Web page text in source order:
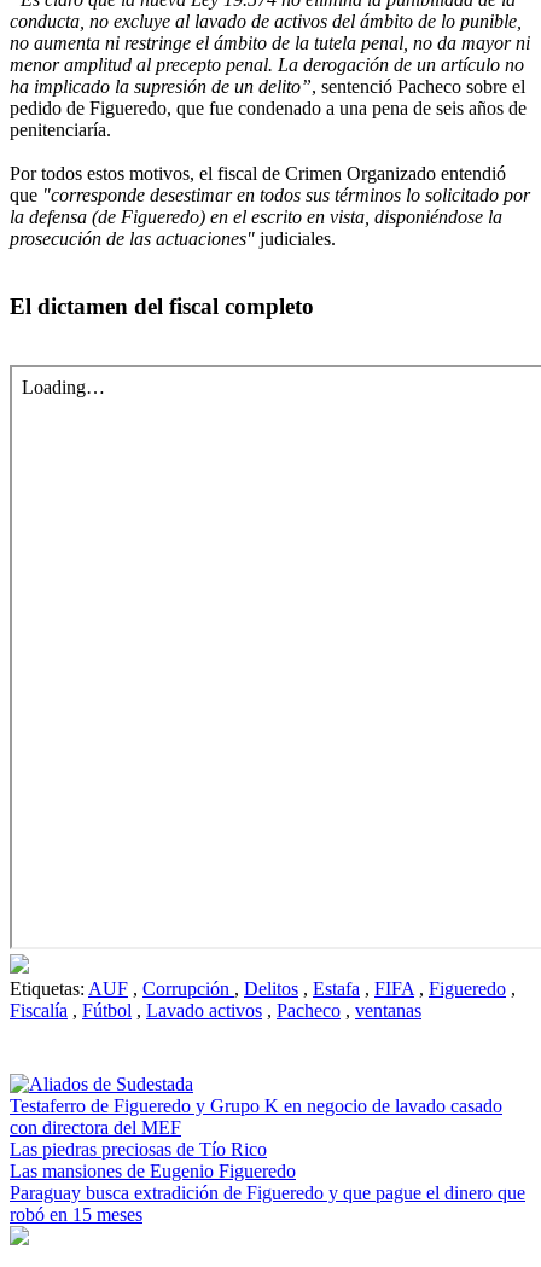
conducta, no excluye al lavado de activos del ámbito de lo punible,
no aumenta ni restringe el ámbito de la tutela penal, no da mayor ni
menor amplitud al precepto penal. La derogación de un artículo no
ha implicado la supresión de un delito”, sentenció Pacheco sobre el
pedido de Figueredo, que fue condenado a una pena de seis años de
penitenciaría.
Por todos estos motivos, el fiscal de Crimen Organizado entendió
que "corresponde desestimar en todos sus términos lo solicitado por
la defensa (de Figueredo) en el escrito en vista, disponiéndose la
prosecución de las actuaciones" judiciales.
El dictamen del fiscal completo
Etiquetas: AUF , Corrupción , Delitos , Estafa , FIFA , Figueredo ,
Fiscalía , Fútbol , Lavado activos , Pacheco , ventanas
Testaferro de Figueredo y Grupo K en negocio de lavado casado
con directora del MEF
Las piedras preciosas de Tío Rico
Las mansiones de Eugenio Figueredo
Paraguay busca extradición de Figueredo y que pague el dinero que
robó en 15 meses